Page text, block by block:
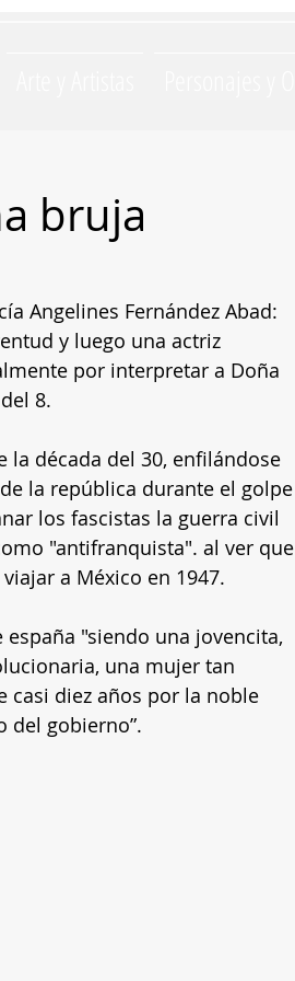
bruja
Angelines Fernández Abad:
y luego una actriz
por interpretar a Doña
8.
la década del 30, enfilándose
la república durante el golpe
los fascistas la guerra civil
"antifranquista". al ver que
a México en 1947.
"siendo una jovencita,
una mujer tan
casi diez años por la noble
del gobierno”.